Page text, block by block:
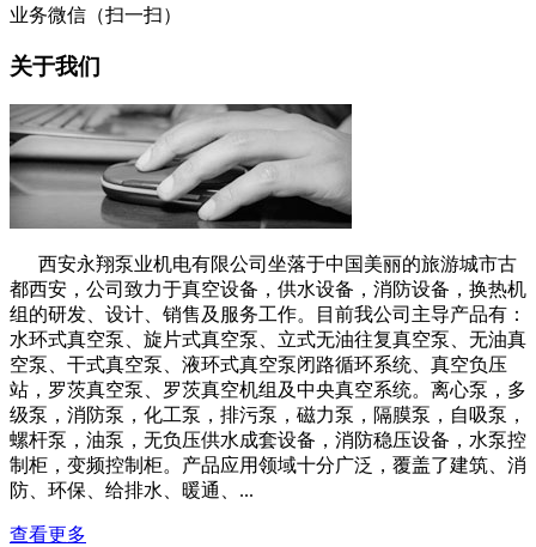
业务微信（扫一扫）
关于我们
西安永翔泵业机电有限公司坐落于中国美丽的旅游城市古
都西安，公司致力于真空设备，供水设备，消防设备，换热机
组的研发、设计、销售及服务工作。目前我公司主导产品有：
水环式真空泵、旋片式真空泵、立式无油往复真空泵、无油真
空泵、干式真空泵、液环式真空泵闭路循环系统、真空负压
站，罗茨真空泵、罗茨真空机组及中央真空系统。离心泵，多
级泵，消防泵，化工泵，排污泵，磁力泵，隔膜泵，自吸泵，
螺杆泵，油泵，无负压供水成套设备，消防稳压设备，水泵控
制柜，变频控制柜。产品应用领域十分广泛，覆盖了建筑、消
防、环保、给排水、暖通、...
查看更多